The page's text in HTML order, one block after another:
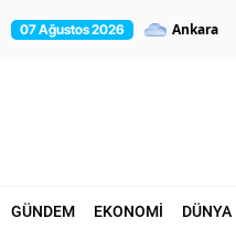
07 Ağustos 2026
GÜNDEM EKONOMİ DÜNYA